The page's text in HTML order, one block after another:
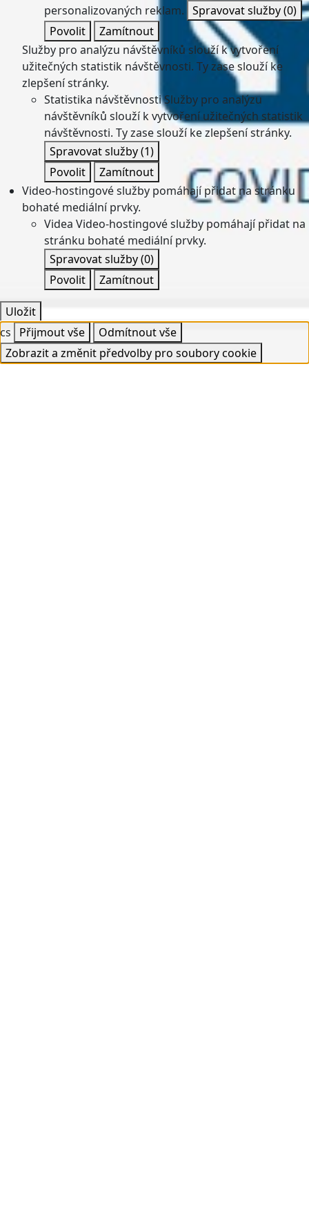
personalizovaných reklam. Spravovat služby(0)
Povolit
Zamítnout
Služby pro analýzu návštěvníků slouží k vytvoření
užitečných statistik návštěvnosti. Ty zase slouží ke
zlepšení stránky.
Statistika návštěvnostiSlužby pro analýzu
návštěvníků slouží k vytvoření užitečných statistik
návštěvnosti. Ty zase slouží ke zlepšení stránky.
Spravovat služby(1)
Povolit
Zamítnout
Video-hostingové služby pomáhají přidat na stránku
bohaté mediální prvky.
Videa Video-hostingové služby pomáhají přidat na
stránku bohaté mediální prvky.
Spravovat služby(0)
Povolit
Zamítnout
Uložit
cs
Přijmout vše
Odmítnout vše
Zobrazit a změnit předvolby pro soubory cookie